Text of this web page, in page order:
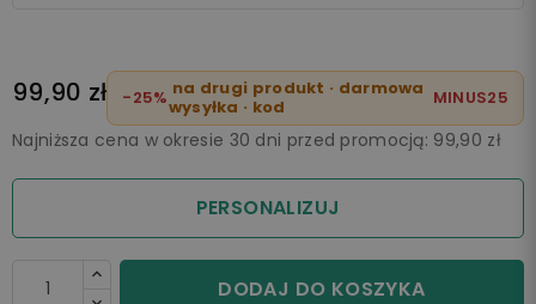
99,90 zł -25% na drugi produkt · darmowa
wysyłka · kod
MINUS25
Najniższa cena w okresie 30 dni przed promocją: 99,90 zł
PERSONALIZUJ
DODAJ DO KOSZYKA